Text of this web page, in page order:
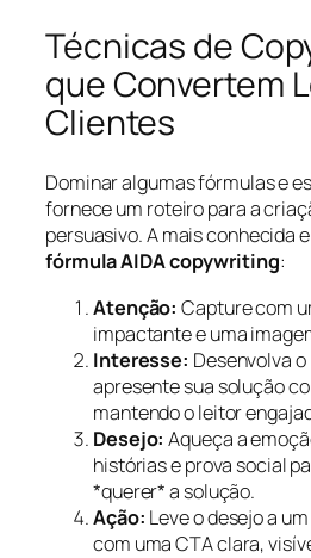
Técnicas de
que Convertem
Clientes
Dominar algumas fórmulas e
fornece um roteiro para a
persuasivo. A mais conhecida
fórmula AIDA copywriting:
Atenção: Capture com
impactante e uma
Interesse: Desenvolva
apresente sua solução
mantendo o leitor
Desejo: Aqueça a
histórias e prova social
*querer* a solução.
Ação: Leve o desejo a
com uma CTA clara,